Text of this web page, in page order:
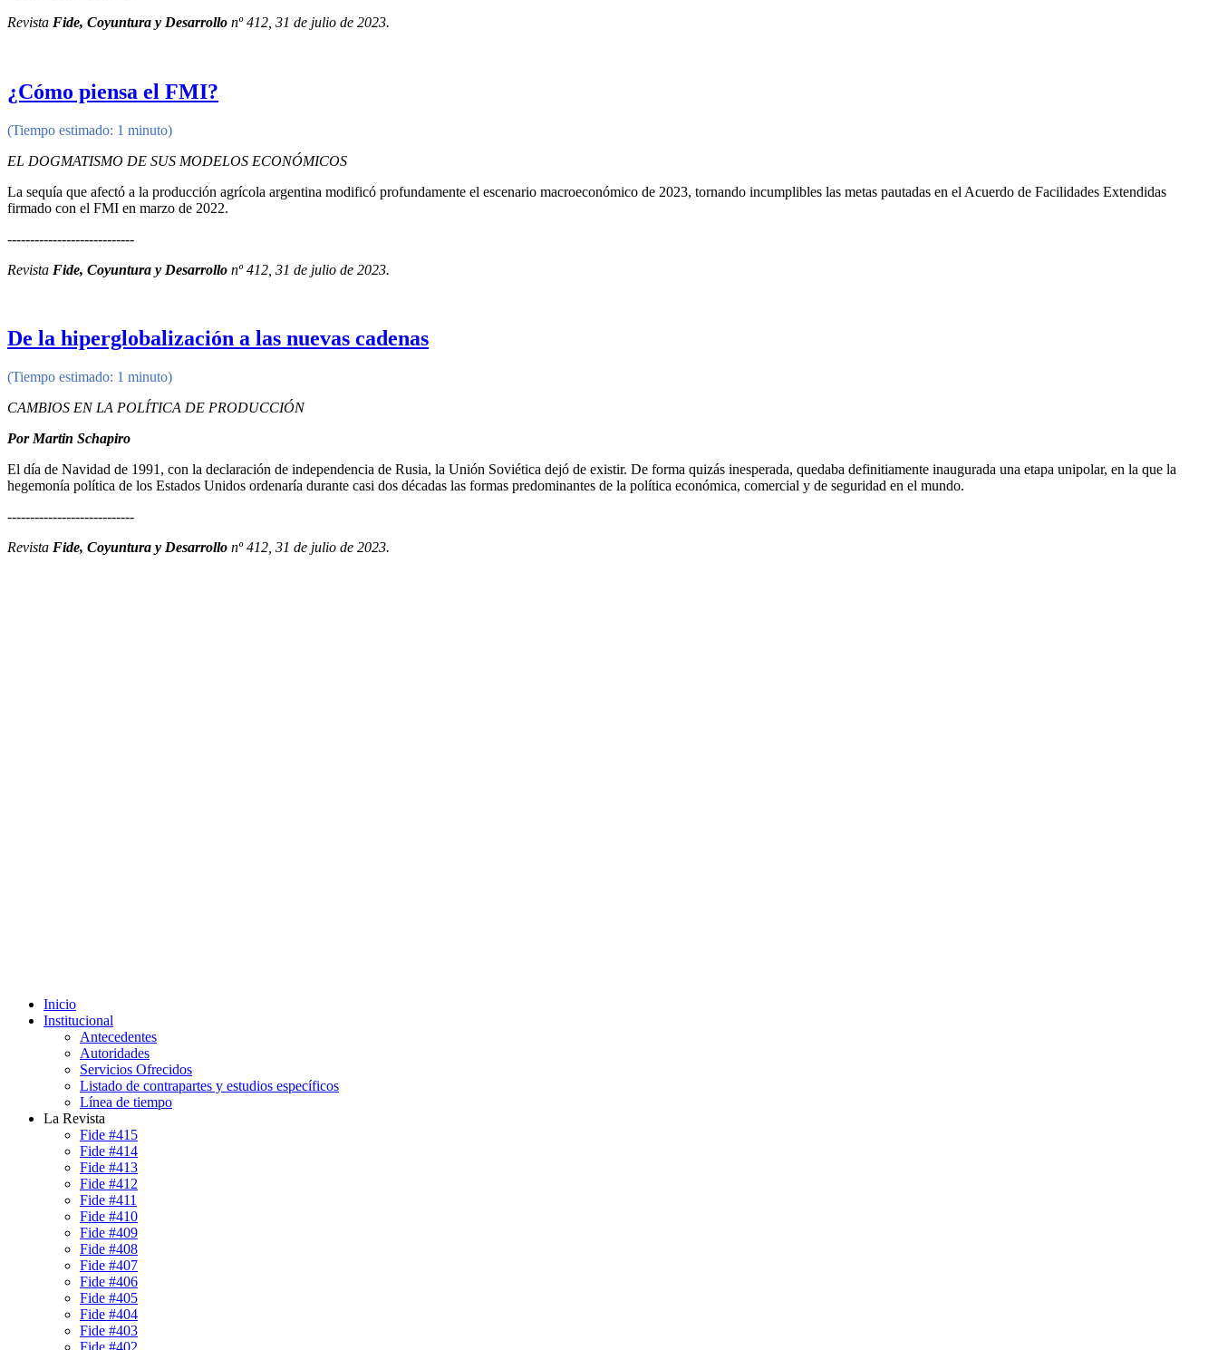
Revista Fide, Coyuntura y Desarrollo nº 412, 31 de julio de 2023.
¿Cómo piensa el FMI?
(Tiempo estimado: 1 minuto)
EL DOGMATISMO DE SUS MODELOS ECONÓMICOS
La sequía que afectó a la producción agrícola argentina modificó profundamente el escenario macroeconómico de 2023, tornando incumplibles las metas pautadas en el Acuerdo de Facilidades Extendidas
firmado con el FMI en marzo de 2022.
----------------------------
Revista Fide, Coyuntura y Desarrollo nº 412, 31 de julio de 2023.
De la hiperglobalización a las nuevas cadenas
(Tiempo estimado: 1 minuto)
CAMBIOS EN LA POLÍTICA DE PRODUCCIÓN
Por Martin Schapiro
El día de Navidad de 1991, con la declaración de independencia de Rusia, la Unión Soviética dejó de existir. De forma quizás inesperada, quedaba definitiamente inaugurada una etapa unipolar, en la que la
hegemonía política de los Estados Unidos ordenaría durante casi dos décadas las formas predominantes de la política económica, comercial y de seguridad en el mundo.
----------------------------
Revista Fide, Coyuntura y Desarrollo nº 412, 31 de julio de 2023.
Inicio
Institucional
Antecedentes
Autoridades
Servicios Ofrecidos
Listado de contrapartes y estudios específicos
Línea de tiempo
La Revista
Fide #415
Fide #414
Fide #413
Fide #412
Fide #411
Fide #410
Fide #409
Fide #408
Fide #407
Fide #406
Fide #405
Fide #404
Fide #403